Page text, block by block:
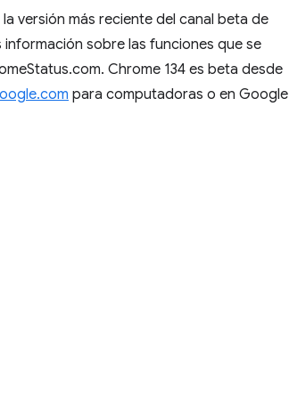
versión más reciente del canal beta de
sobre las funciones que se
Chrome 134 es beta desde
para computadoras o en Google